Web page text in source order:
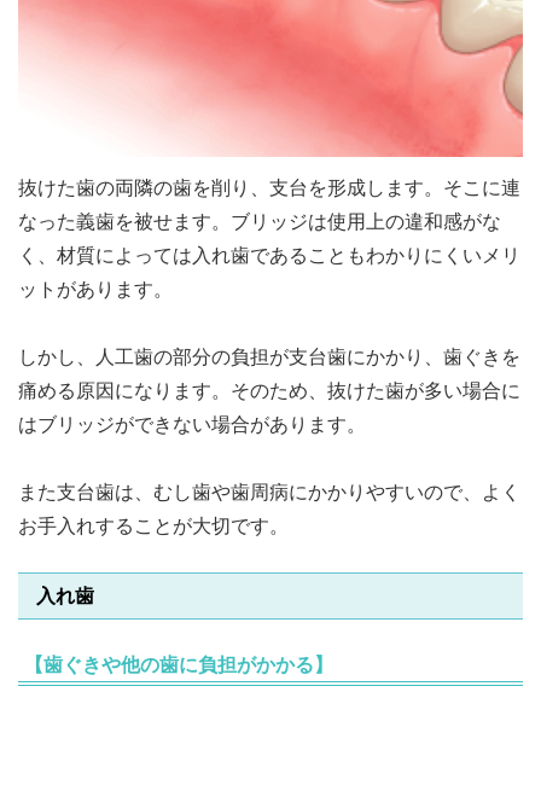
抜けた歯の両隣の歯を削り、支台を形成します。そこに連
なった義歯を被せます。ブリッジは使用上の違和感がな
く、材質によっては入れ歯であることもわかりにくいメリ
ットがあります。
しかし、人工歯の部分の負担が支台歯にかかり、歯ぐきを
痛める原因になります。そのため、抜けた歯が多い場合に
はブリッジができない場合があります。
また支台歯は、むし歯や歯周病にかかりやすいので、よく
お手入れすることが大切です。
入れ歯
【歯ぐきや他の歯に負担がかかる】